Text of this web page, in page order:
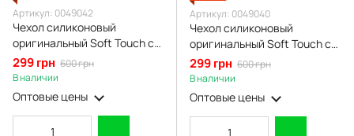
Артикул: 0049042
Чехол силиконовый
оригинальный Soft Touch с
3D принтом смешного теда
мишки для Xiaomi Poco M6
Pro 4G черный (Полная
защита камеры)
299 грн 600 грн
В наличии
Оптовые цены
Артикул: 0049040
Чехол силиконовый
оригинальный Soft Touch с
3D принтом смешного теда
мишки для Xiaomi Poco M6
Pro 4G темно-зеленый
(Полная защита камеры)
299 грн 600 грн
В наличии
Оптовые цены